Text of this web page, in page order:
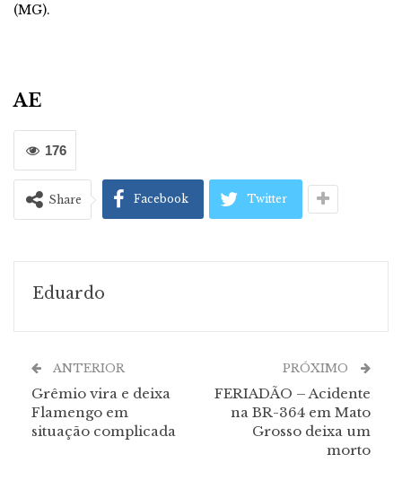
(MG).
AE
176
Share Facebook Twitter
Eduardo
ANTERIOR
Grêmio vira e deixa
Flamengo em
situação complicada
PRÓXIMO
FERIADÃO – Acidente
na BR-364 em Mato
Grosso deixa um
morto